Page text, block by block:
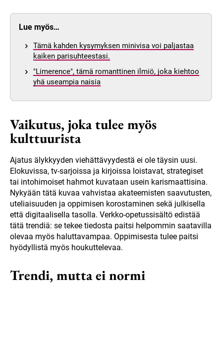
Lue myös…
Tämä kahden kysymyksen minivisa voi paljastaa
kaiken parisuhteestasi.
"Limerence", tämä romanttinen ilmiö, joka kiehtoo
yhä useampia naisia
Vaikutus, joka tulee myös
kulttuurista
Ajatus älykkyyden viehättävyydestä ei ole täysin uusi.
Elokuvissa, tv-sarjoissa ja kirjoissa loistavat, strategiset
tai intohimoiset hahmot kuvataan usein karismaattisina.
Nykyään tätä kuvaa vahvistaa akateemisten saavutusten,
uteliaisuuden ja oppimisen korostaminen sekä julkisella
että digitaalisella tasolla. Verkko-opetussisältö edistää
tätä trendiä: se tekee tiedosta paitsi helpommin saatavilla
olevaa myös haluttavampaa. Oppimisesta tulee paitsi
hyödyllistä myös houkuttelevaa.
Trendi, mutta ei normi